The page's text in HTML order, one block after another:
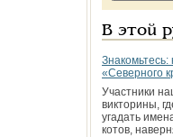
В этой
«Северного
Участники
викторины,
угадать
котов,